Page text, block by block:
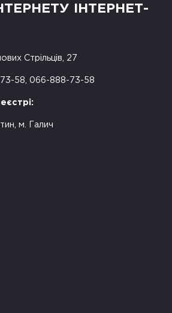
ІНТЕРНЕТ-
Стрільців, 27
58, 066-888-73-58
м. Галич